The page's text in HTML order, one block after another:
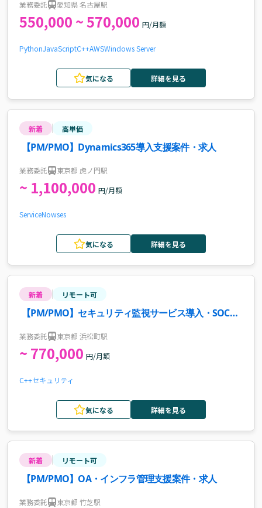
業務委託 愛知県 名古屋駅
550,000 ~ 570,000 円/月額
PythonJavaScriptC++AWSWindows Server
気になる 詳細を見る
新着 高単価
【PM/PMO】Dynamics365導入支援案件・求人
業務委託 東京都 虎ノ門駅
~ 1,100,000 円/月額
ServiceNowses
気になる 詳細を見る
新着 リモート可
【PM/PMO】セキュリティ監視サービス導入・SOC移
業務委託 東京都 浜松町駅
~ 770,000 円/月額
C++セキュリティ
気になる 詳細を見る
新着 リモート可
【PM/PMO】OA・インフラ管理支援案件・求人
業務委託 東京都 竹芝駅